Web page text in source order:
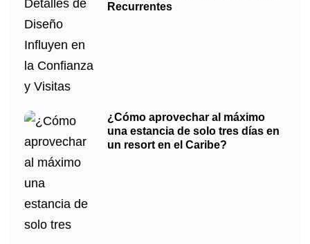
Recurrentes
¿Cómo aprovechar al máximo
una estancia de solo tres días en
un resort en el Caribe?